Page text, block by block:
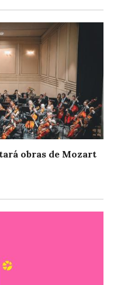
obras de Mozart